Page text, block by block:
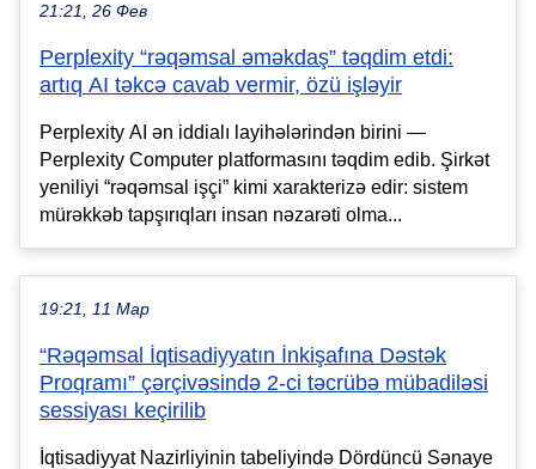
21:21, 26 Фев
Perplexity “rəqəmsal əməkdaş” təqdim etdi:
artıq AI təkcə cavab vermir, özü işləyir
Perplexity AI ən iddialı layihələrindən birini —
Perplexity Computer platformasını təqdim edib. Şirkət
yeniliyi “rəqəmsal işçi” kimi xarakterizə edir: sistem
mürəkkəb tapşırıqları insan nəzarəti olma...
19:21, 11 Мар
“Rəqəmsal İqtisadiyyatın İnkişafına Dəstək
Proqramı” çərçivəsində 2-ci təcrübə mübadiləsi
sessiyası keçirilib
İqtisadiyyat Nazirliyinin tabeliyində Dördüncü Sənaye